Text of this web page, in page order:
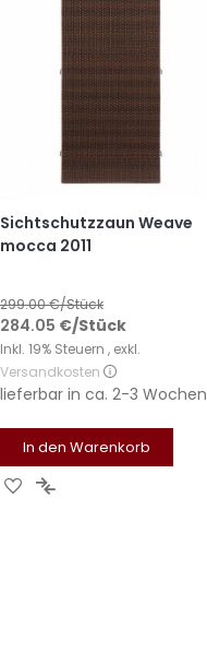
Sichtschutzzaun Weave
mocca 2011
299.00€/Stück
284.05 €/Stück
Inkl. 19% Steuern , exkl.
Versandkosten
lieferbar in ca. 2-3 Wochen
In den Warenkorb
Zur Zur